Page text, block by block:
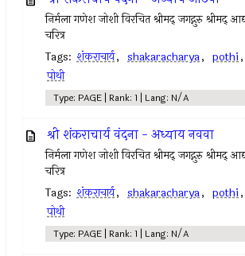
निर्मला गणेश जोशी विरचित श्रीमद् जगद्गुरु श्रीमद्
चरित्र
Tags: शंकराचार्य, shakaracharya, pothi,
पोथी
Type: PAGE | Rank: 1 | Lang: N/A
श्री शंकराचार्य वंदना - अध्याय नववा
निर्मला गणेश जोशी विरचित श्रीमद् जगद्गुरु श्रीमद्
चरित्र
Tags: शंकराचार्य, shakaracharya, pothi,
पोथी
Type: PAGE | Rank: 1 | Lang: N/A